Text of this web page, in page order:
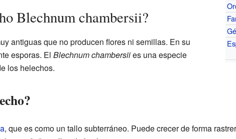
Blechnum chambersii?
antiguas que no producen flores ni semillas. En su
esporas. El Blechnum chambersiies una especie
los helechos.
, que es como un tallo subterráneo. Puede crecer de forma